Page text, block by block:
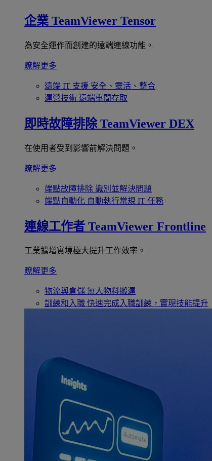
企業 TeamViewer Tensor
為安全運作而創建的遠端連線功能。
瞭解更多
遠端 IT 支援 安全、靈活、整合
運營技術 遠端車間存取
即時故障排除 TeamViewer DEX
在使用者受到影響前解決問題。
瞭解更多
端點故障排除 識別並解決問題
端點自動化 自動執行常規 IT 任務
連線工作者 TeamViewer Frontline
工業擴增實境極大提升工作效率。
瞭解更多
物流與倉儲 無人物料搬運
訓練和入職 快速完成入職訓練，實現技能提升